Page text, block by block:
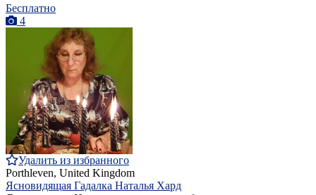
Бесплатно
4
Удалить из избранного
Porthleven, United Kingdom
Ясновидящая Гадалка Наталья Хард